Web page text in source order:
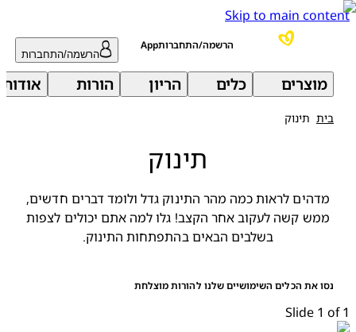
Skip to main content
הרשמה/התחברותApp
הרשמה/התחברות
מוצרים כלים הריון הורות
בית תינוק
תינוק
מדהים לראות כמה מהר התינוק גדל ולומד דברים חדשים,
ממש קשה לעקוב אחר הקצב! גלו למה אתם יכולים לצפות
בשלבים הבאים בהתפתחות התינוק.
נסו את הכלים השימושיים שלנו להורות מוצלחת
Slide 1 of 1